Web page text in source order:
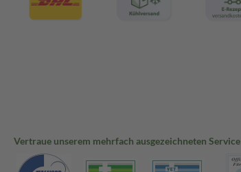
Vertraue unserem mehrfach ausgezeichneten Service